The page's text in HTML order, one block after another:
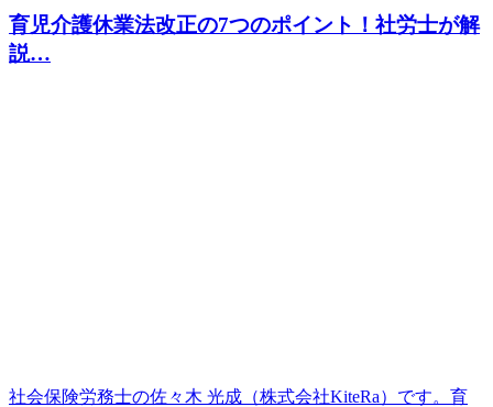
育児介護休業法改正の7つのポイント！社労士が解
説…
社会保険労務士の佐々木 光成（株式会社KiteRa）です。育